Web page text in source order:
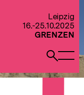
Leipzig
16.-25.10.2025
GRENZEN
öffnen